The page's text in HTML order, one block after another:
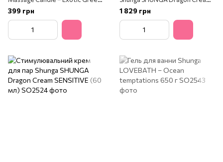
Tea (30 мл)
399 грн
(60 мл)
1 829 грн